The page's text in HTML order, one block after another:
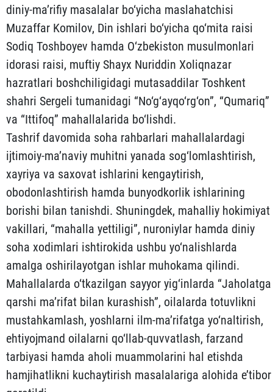
diniy-ma’rifiy masalalar bo‘yicha maslahatchisi
Muzaffar Komilov, Din ishlari bo‘yicha qo‘mita raisi
Sodiq Toshboyev hamda O‘zbekiston musulmonlari
idorasi raisi, muftiy Shayx Nuriddin Xoliqnazar
hazratlari boshchiligidagi mutasaddilar Toshkent
shahri Sergeli tumanidagi “No‘g‘ayqo‘rg‘on”, “Qumariq”
va “Ittifoq” mahallalarida bo‘lishdi.
Tashrif davomida soha rahbarlari mahallalardagi
ijtimoiy-ma’naviy muhitni yanada sog‘lomlashtirish,
xayriya va saxovat ishlarini kengaytirish,
obodonlashtirish hamda bunyodkorlik ishlarining
borishi bilan tanishdi. Shuningdek, mahalliy hokimiyat
vakillari, “mahalla yettiligi”, nuroniylar hamda diniy
soha xodimlari ishtirokida ushbu yo‘nalishlarda
amalga oshirilayotgan ishlar muhokama qilindi.
Mahallalarda o‘tkazilgan sayyor yig‘inlarda “Jaholatga
qarshi ma’rifat bilan kurashish”, oilalarda totuvlikni
mustahkamlash, yoshlarni ilm-ma’rifatga yo‘naltirish,
ehtiyojmand oilalarni qo‘llab-quvvatlash, farzand
tarbiyasi hamda aholi muammolarini hal etishda
hamjihatlikni kuchaytirish masalalariga alohida e’tibor